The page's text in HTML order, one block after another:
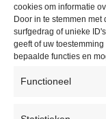
cookies om informatie
Door in te stemmen
surfgedrag of unieke
geeft of uw
bepaalde functies en
Functioneel